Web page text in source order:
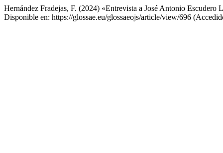
Hernández Fradejas, F. (2024) «Entrevista a José Antonio Escudero
Disponible en: https://glossae.eu/glossaeojs/article/view/696